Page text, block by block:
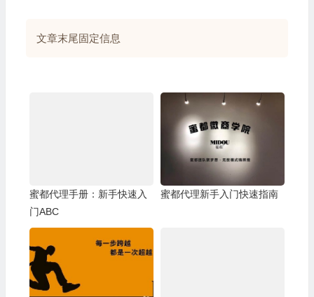
文章末尾固定信息
蜜都代理手册：新手快速入
门ABC
蜜都代理新手入门快速指南